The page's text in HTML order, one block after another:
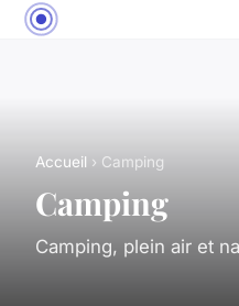
Accueil › Camping
Camping
Camping, plein air et